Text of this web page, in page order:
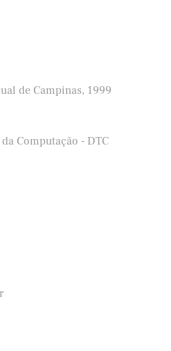
de Campinas, 1999
Computação - DTC